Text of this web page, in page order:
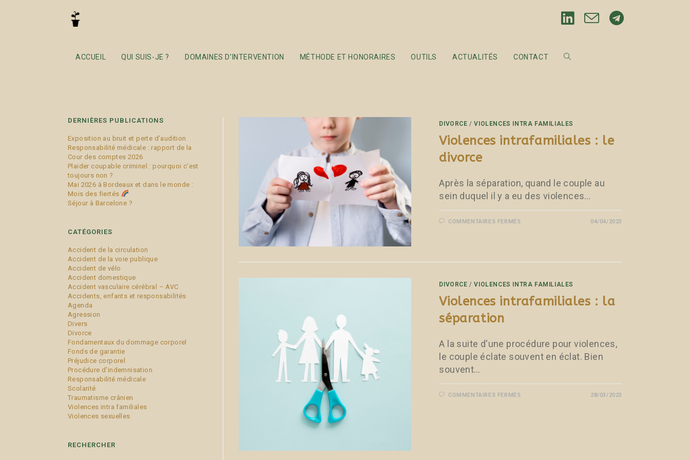
ACCUEIL QUI SUIS-JE ? DOMAINES D’INTERVENTION MÉTHODE ET HONORAIRES OUTILS ACTUALITÉS CONTACT
pension alimentaire
DERNIÈRES PUBLICATIONS
Exposition au bruit et perte d’audition
Responsabilité médicale : rapport de la
Cour des comptes 2026
Plaider coupable criminel : pourquoi c’est
toujours non ?
Mai 2026 à Bordeaux et dans le monde :
Mois des fiertés
Séjour à Barcelone ?
CATÉGORIES
Accident de la circulation
Accident de la voie publique
Accident de vélo
Accident domestique
Accident vasculaire cérébral – AVC
Accidents, enfants et responsabilités
Agenda
Agression
Divers
Divorce
Fondamentaux du dommage corporel
Fonds de garantie
Préjudice corporel
Procédure d'indemnisation
Responsabilité médicale
Scolarité
Traumatisme crânien
Violences intra familiales
Violences sexuelles
RECHERCHER
DIVORCE /VIOLENCES INTRA FAMILIALES
Violences intrafamiliales : le
divorce
Après la séparation, quand le couple au
sein duquel il y a eu des violences…
COMMENTAIRES FERMÉS 04/04/2023
DIVORCE /VIOLENCES INTRA FAMILIALES
Violences intrafamiliales : la
séparation
A la suite d'une procédure pour violences,
le couple éclate souvent en éclat. Bien
souvent…
COMMENTAIRES FERMÉS 28/03/2023